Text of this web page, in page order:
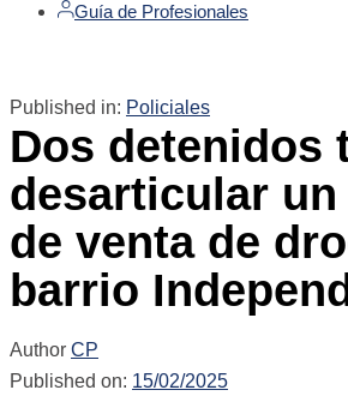
Guía de Profesionales
Published in: Policiales
Dos detenidos
desarticular
de venta de
barrio
Author CP
Published on: 15/02/2025